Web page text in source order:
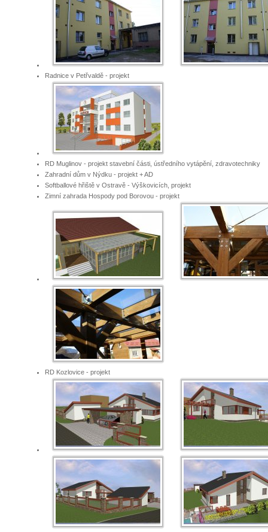
Radnice v Petřvaldě - projekt
RD Muglinov - projekt stavební části, ústředního vytápění, zdravotechniky
Zahradní dům v Nýdku - projekt + AD
Softballové hřiště v Ostravě - Výškovicích, projekt
Zimní zahrada Hospody pod Borovou - projekt
RD Kozlovice - projekt